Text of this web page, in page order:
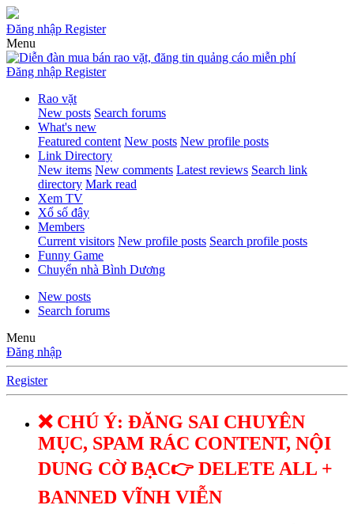
Đăng nhập Register
Menu
Đăng nhập Register
Rao vặt
New posts Search forums
What's new
Featured content New posts New profile posts
Link Directory
New items New comments Latest reviews Search link
directory Mark read
Xem TV
Xổ số đây
Members
Current visitors New profile posts Search profile posts
Funny Game
Chuyển nhà Bình Dương
New posts
Search forums
Menu
Đăng nhập
Register
❌ CHÚ Ý: ĐĂNG SAI CHUYÊN
MỤC, SPAM RÁC CONTENT, NỘI
DUNG CỜ BẠC👉 DELETE ALL +
BANNED VĨNH VIỄN